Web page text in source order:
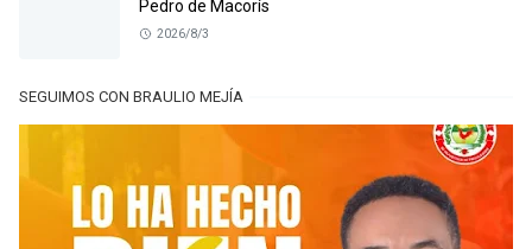
Pedro de Macorís
2026/8/3
SEGUIMOS CON BRAULIO MEJÍA